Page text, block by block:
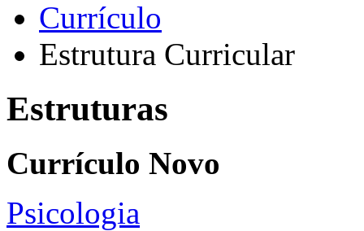
Currículo
Estrutura Curricular
Estruturas
Currículo Novo
Psicologia